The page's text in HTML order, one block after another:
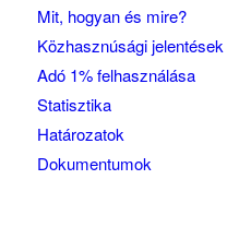
Mit, hogyan és mire?
Közhasznúsági jelentések
Adó 1% felhasználása
Statisztika
Határozatok
Dokumentumok